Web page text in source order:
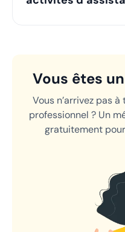
Vous êtes
Vous n’arrivez pas
professionnel ? Un
gratuitement